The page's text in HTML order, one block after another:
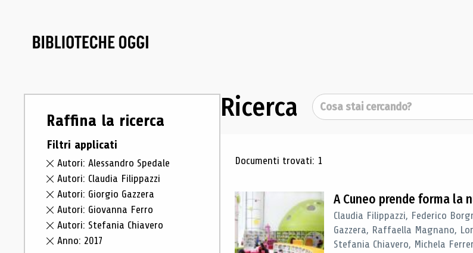
Raffina la ricerca
Filtri applicati
Autori: Alessandro Spedale
Autori: Claudia Filippazzi
Autori: Giorgio Gazzera
Autori: Giovanna Ferro
Autori: Stefania Chiavero
Anno: 2017
Ricerca Cerca
Risultati di ricerca
Documenti trovati: 1
A Cuneo prende forma la
Claudia Filippazzi, Federico
Gazzera, Raffaella Magnano,
Stefania Chiavero, Michela